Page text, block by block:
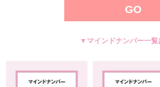
▼マインドナンバー一覧